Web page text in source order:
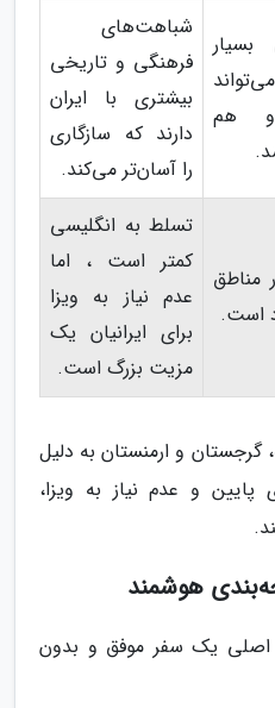
هم
شباهت‌های
فرهنگی و تاریخی
بیشتری با ایران
دارند که سازگاری
را آسان‌تر می‌کند.
مناطق
است.
تسلط به انگلیسی
کمتر است ، اما
عدم نیاز به ویزا
برای ایرانیان یک
مزیت بزرگ است.
گرجستان و ارمنستان به دلیل
پایین و عدم نیاز به ویزا،
هوشمند
اصلی یک سفر موفق و بدون